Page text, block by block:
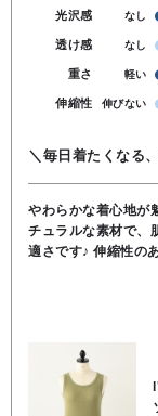
光沢感 なし
透け感 なし
重さ 軽い
伸縮性 伸びない
＼毎日着たくなる
やわらかな着心地が
チュラルな素材で、
適さです♪ 伸縮性の
もきれいに着られ
インナーに合わせ
ップです。●綿100％